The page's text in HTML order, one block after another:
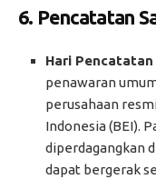
6. Pencatatan
Hari
penawaran
perusahaan
Indonesia (BEI).
diperdagangkan
dapat bergerak